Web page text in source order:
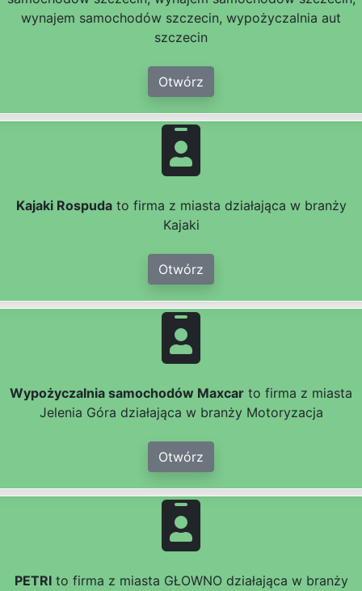
wynajem samochodów szczecin, wypożyczalnia aut
szczecin
Otwórz
Kajaki Rospudato firma z miasta działająca w branży
Kajaki
Otwórz
Wypożyczalnia samochodów Maxcar to firma z miasta
Jelenia Góra działająca w branży Motoryzacja
Otwórz
PETRIto firma z miasta GŁOWNO działająca w branży